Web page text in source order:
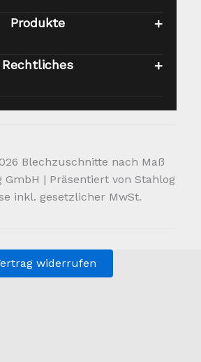
Produkte
Rechtliches
Blechzuschnitte nach Maß
GmbH | Präsentiert von Stahlog
inkl. gesetzlicher MwSt.
widerrufen